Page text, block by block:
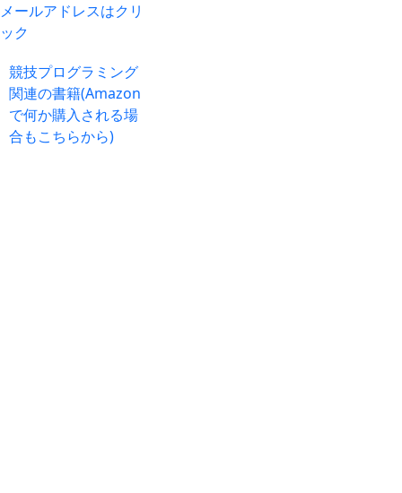
メールアドレスはクリ
ック
競技プログラミング
関連の書籍(Amazon
で何か購入される場
合もこちらから)